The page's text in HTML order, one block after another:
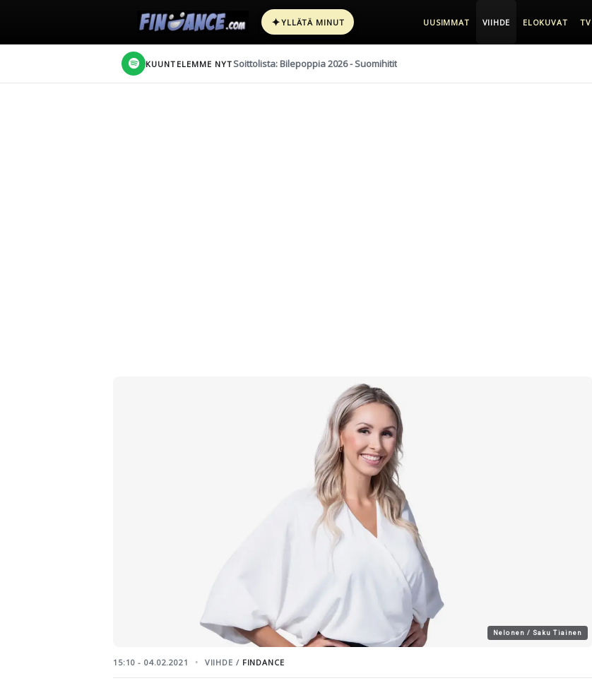
✦YLLÄTÄ MINUT UUSIMMAT VIIHDE ELOKUVAT TV
KUUNTELEMME NYT Soittolista: Bilepoppia 2026 - Suomihitit
Nelonen / Saku Tiainen
15:10 - 04.02.2021 VIIHDE / FINDANCE